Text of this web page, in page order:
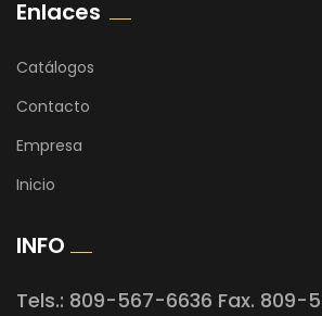
Enlaces
Catálogos
Contacto
Empresa
Inicio
INFO
Tels.: 809-567-6636 Fax. 809-